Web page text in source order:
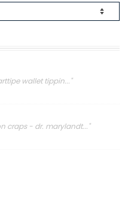
wallet tippin..."
craps - dr. marylandt..."